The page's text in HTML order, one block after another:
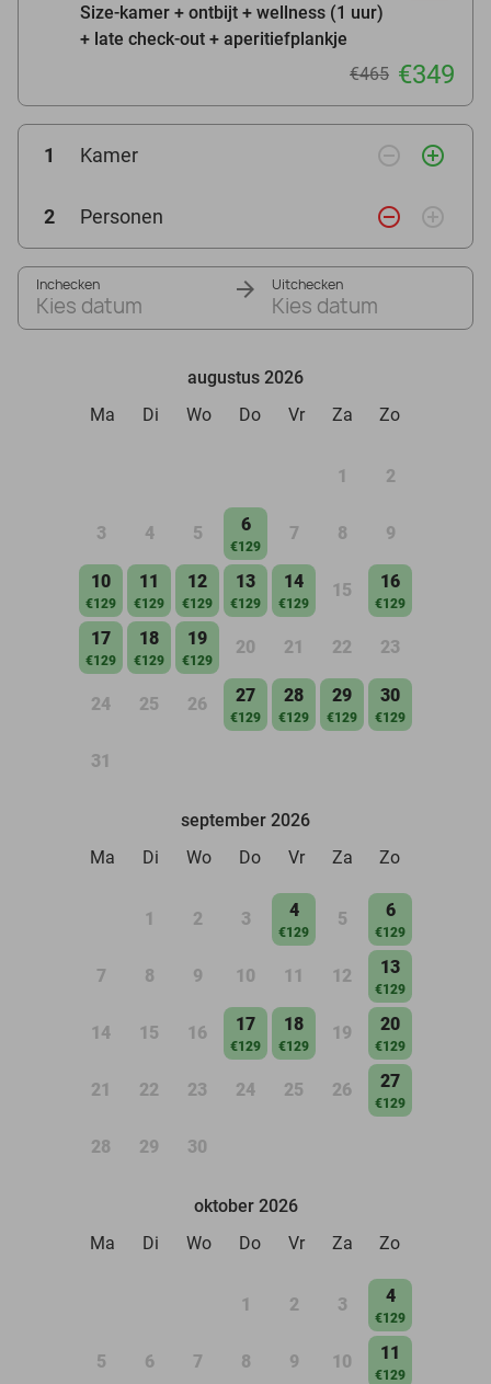
Size-kamer + ontbijt + wellness (1 uur)
+ late check-out + aperitiefplankje
€465 €349
1 Kamer remove_circle_outline add_circle_outline
2 Personen remove_circle_outline add_circle_outline
Inchecken
Kies datum
Uitchecken
Kies datum
augustus 2026
Ma
Di Wo Do Vr Za Zo
1 2
3 4 5 6
€129
7 8 9
10
€129
11
€129
12
€129
13
€129
14
€129
15 16
€129
17
€129
18
€129
19
€129
20 21 22 23
24 25 26 27
€129
28
€129
29
€129
30
€129
31
september 2026
Ma
Di Wo Do Vr Za Zo
1 2 3 4
€129
5 6
€129
7 8 9 10 11 12 13
€129
14 15 16 17
€129
18
€129
19 20
€129
21 22 23 24 25 26 27
€129
28 29 30
oktober 2026
Ma
Di Wo Do Vr Za Zo
1 2 3 4
€129
5 6 7 8 9 10 11
€129